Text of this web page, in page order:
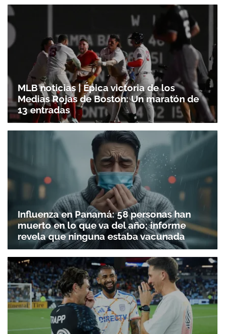
MLB noticias | Épica victoria de los
Medias Rojas de Boston: Un maratón de
13 entradas
Influenza en Panamá: 58 personas han
muerto en lo que va del año; informe
revela que ninguna estaba vacunada